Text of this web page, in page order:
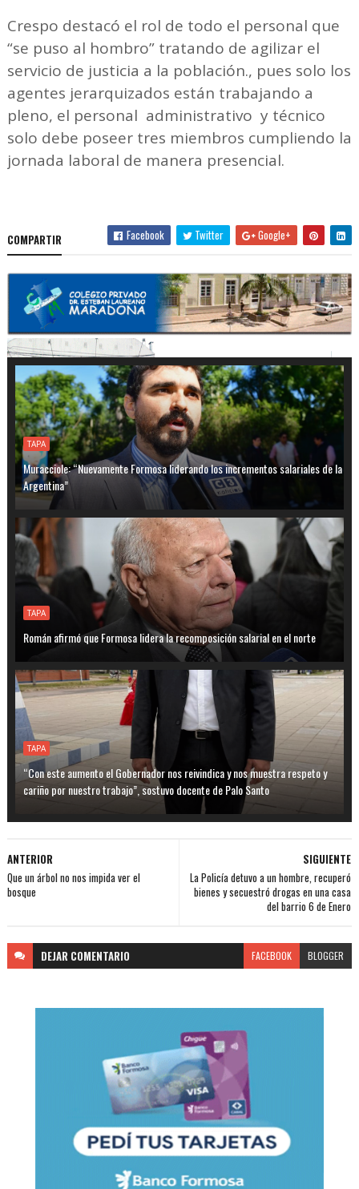
Crespo destacó el rol de todo el personal que
“se puso al hombro” tratando de agilizar el
servicio de justicia a la población., pues solo los
agentes jerarquizados están trabajando a
pleno, el personal administrativo y técnico
solo debe poseer tres miembros cumpliendo la
jornada laboral de manera presencial.
COMPARTIR Facebook Twitter Google+
TAPA
Muracciole: “Nuevamente Formosa liderando los incrementos salariales de la
Argentina”
TAPA
Román afirmó que Formosa lidera la recomposición salarial en el norte
TAPA
“Con este aumento el Gobernador nos reivindica y nos muestra respeto y
cariño por nuestro trabajo”, sostuvo docente de Palo Santo
SIGUIENTE
La Policía detuvo a un hombre, recuperó
bienes y secuestró drogas en una casa
del barrio 6 de Enero
ANTERIOR
Que un árbol no nos impida ver el
bosque
DEJAR COMENTARIO FACEBOOK BLOGGER